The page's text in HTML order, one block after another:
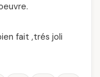
fait ,trés joli